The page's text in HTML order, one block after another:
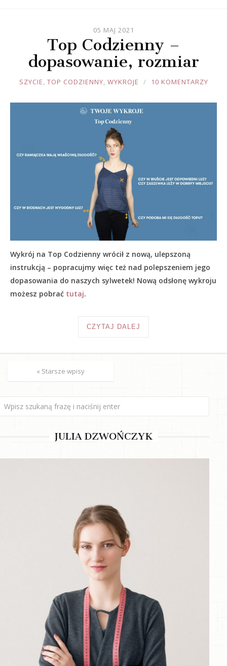
05 MAJ 2021
Top Codzienny –
dopasowanie, rozmiar
JOULE
SZYCIE, TOP CODZIENNY, WYKROJE 10 KOMENTARZY
Wykrój na Top Codzienny wrócił z nową, ulepszoną
instrukcją – popracujmy więc też nad polepszeniem jego
dopasowania do naszych sylwetek! Nową odsłonę wykroju
możesz pobrać tutaj.
CZYTAJ DALEJ
« Starsze wpisy
JULIA DZWOŃCZYK